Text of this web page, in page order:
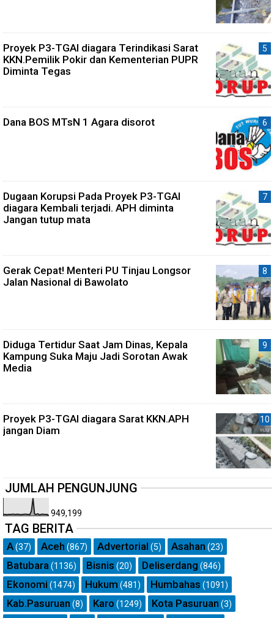
Proyek P3-TGAI diagara Terindikasi Sarat
KKN.Pemilik Pokir dan Kementerian PUPR
Diminta Tegas
Dana BOS MTsN 1 Agara disorot
Dugaan Korupsi Pada Proyek P3-TGAI
diagara Kembali terjadi. APH diminta
Jangan tutup mata
Gerak Cepat! Menteri PU Tinjau Longsor
Jalan Nasional di Bawolato
Diduga Tertidur Saat Jam Dinas, Kepala
Kampung Suka Maju Jadi Sorotan Awak
Media
Proyek P3-TGAI diagara Sarat KKN.APH
jangan Diam
JUMLAH PENGUNJUNG
949,199
TAG BERITA
A(37) Aceh (867) Advertorial (5) Asahan (23)
Batubara (1136) Bisnis (20) Deliserdang (846)
Ekonomi (1474) Hukum (481) Humbahas (1091)
Kab.Pasuruan (8) Karo (1249) Kota Pasuruan (3)